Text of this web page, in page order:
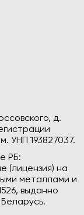
д.
УНП 193827037.
РБ:
(лицензия) на
металлами и
выданно